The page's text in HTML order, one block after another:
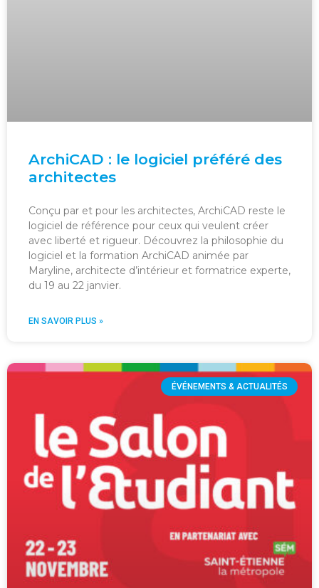
ArchiCAD : le logiciel préféré des
architectes
Conçu par et pour les architectes, ArchiCAD reste le
logiciel de référence pour ceux qui veulent créer
avec liberté et rigueur. Découvrez la philosophie du
logiciel et la formation ArchiCAD animée par
Maryline, architecte d’intérieur et formatrice experte,
du 19 au 22 janvier.
EN SAVOIR PLUS »
ÉVÉNEMENTS & ACTUALITÉS